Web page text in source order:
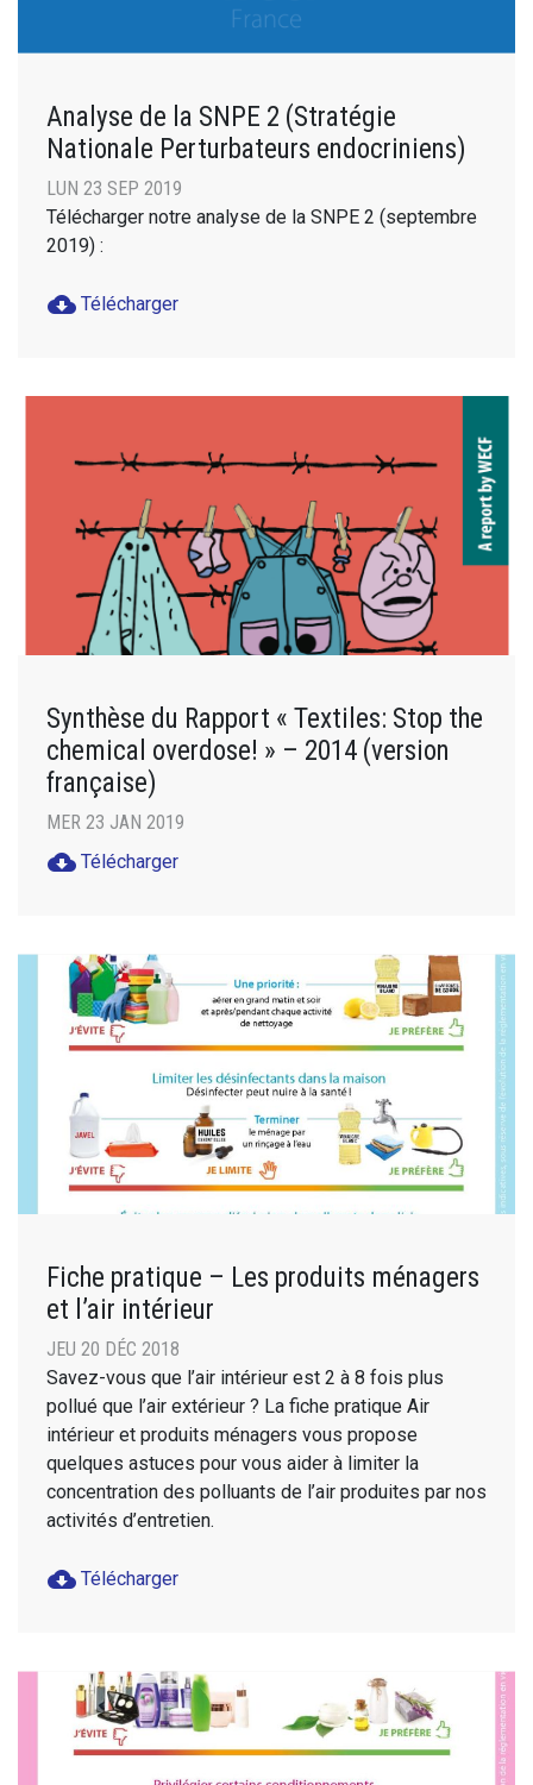
Analyse de la SNPE 2 (Stratégie
Nationale Perturbateurs endocriniens)
LUN 23 SEP 2019
Télécharger notre analyse de la SNPE 2 (septembre
2019) :
cloud_download Télécharger
Synthèse du Rapport « Textiles: Stop the
chemical overdose! » – 2014 (version
française)
MER 23 JAN 2019
cloud_download Télécharger
Fiche pratique – Les produits ménagers
et l’air intérieur
JEU 20 DÉC 2018
Savez-vous que l’air intérieur est 2 à 8 fois plus
pollué que l’air extérieur ? La fiche pratique Air
intérieur et produits ménagers vous propose
quelques astuces pour vous aider à limiter la
concentration des polluants de l’air produites par nos
activités d’entretien.
cloud_download Télécharger